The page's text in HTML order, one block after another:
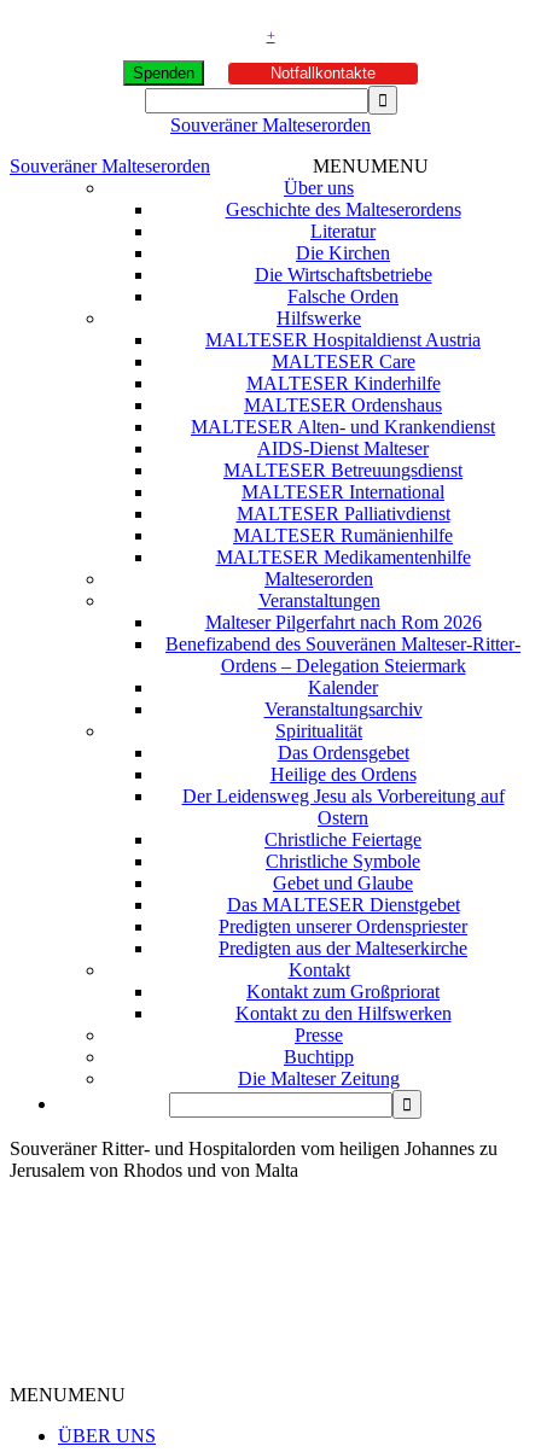
+
Spenden Notfallkontakte
Souveräner Malteserorden
Souveräner Malteserorden
MENUMENU
Über uns
Geschichte des Malteserordens
Literatur
Die Kirchen
Die Wirtschaftsbetriebe
Falsche Orden
Hilfswerke
MALTESER Hospitaldienst Austria
MALTESER Care
MALTESER Kinderhilfe
MALTESER Ordenshaus
MALTESER Alten- und Krankendienst
AIDS-Dienst Malteser
MALTESER Betreuungsdienst
MALTESER International
MALTESER Palliativdienst
MALTESER Rumänienhilfe
MALTESER Medikamentenhilfe
Malteserorden
Veranstaltungen
Malteser Pilgerfahrt nach Rom 2026
Benefizabend des Souveränen Malteser-Ritter-
Ordens – Delegation Steiermark
Kalender
Veranstaltungsarchiv
Spiritualität
Das Ordensgebet
Heilige des Ordens
Der Leidensweg Jesu als Vorbereitung auf
Ostern
Christliche Feiertage
Christliche Symbole
Gebet und Glaube
Das MALTESER Dienstgebet
Predigten unserer Ordenspriester
Predigten aus der Malteserkirche
Kontakt
Kontakt zum Großpriorat
Kontakt zu den Hilfswerken
Presse
Buchtipp
Die Malteser Zeitung
Souveräner Ritter- und Hospitalorden vom heiligen Johannes zu
Jerusalem von Rhodos und von Malta
MENUMENU
ÜBER UNS